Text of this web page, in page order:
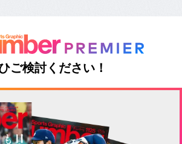
ご検討ください！